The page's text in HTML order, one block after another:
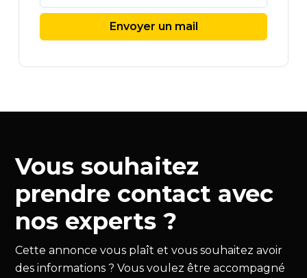
Envoyer un mail
Vous souhaitez
prendre contact avec
nos experts ?
Cette annonce vous plaît et vous souhaitez avoir
des informations ? Vous voulez être accompagné